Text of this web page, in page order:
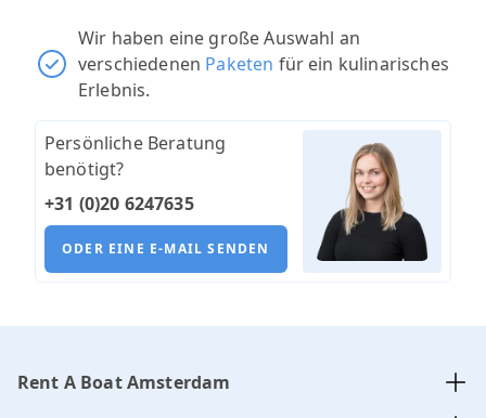
Wir haben eine große Auswahl an
verschiedenen Paketen für ein kulinarisches
Erlebnis.
Persönliche Beratung
benötigt?
+31 (0)20 6247635
ODER EINE E-MAIL SENDEN
Rent A Boat Amsterdam